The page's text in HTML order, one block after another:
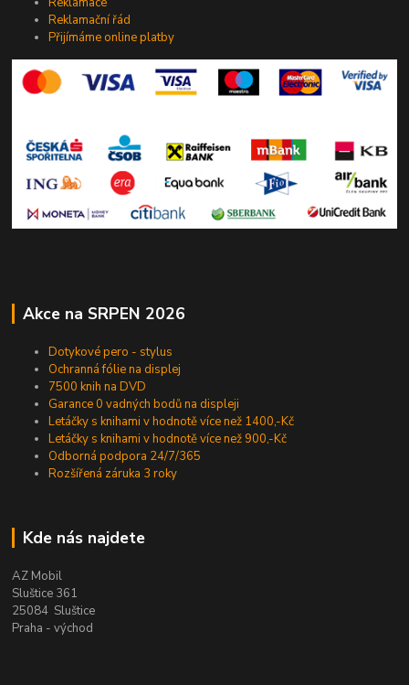
Reklamační řád
Přijímáme online platby
Akce na SRPEN 2026
Dotykové pero - stylus
Ochranná fólie na displej
7500 knih na DVD
Garance 0 vadných bodů na displeji
Letáčky s knihami v hodnotě více než 1400,-Kč
Letáčky s knihami v hodnotě více než 900,-Kč
Odborná podpora 24/7/365
Rozšířená záruka 3 roky
Kde nás najdete
AZ Mobil
Sluštice 361
25084 Sluštice
Praha - východ